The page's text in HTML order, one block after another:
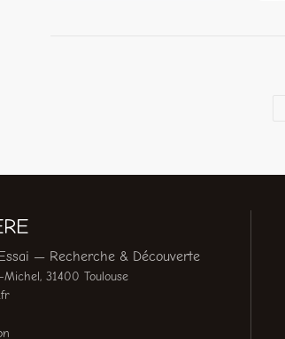
— Recherche & Découverte
31400 Toulouse